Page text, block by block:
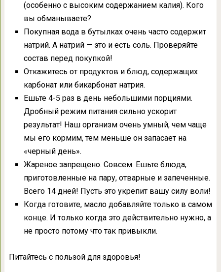
(особенно с высоким содержанием калия). Кого
вы обманываете?
Покупная вода в бутылках очень часто содержит
натрий. А натрий — это и есть соль. Проверяйте
состав перед покупкой!
Откажитесь от продуктов и блюд, содержащих
карбонат или бикарбонат натрия.
Ешьте 4-5 раз в день небольшими порциями.
Дробный режим питания сильно ускорит
результат! Наш организм очень умный, чем чаще
мы его кормим, тем меньше он запасает на
«черный день».
Жареное запрещено. Совсем. Ешьте блюда,
приготовленные на пару, отварные и запеченные.
Всего 14 дней! Пусть это укрепит вашу силу воли!
Когда готовите, масло добавляйте только в самом
конце. И только когда это действительно нужно, а
не просто потому что так привыкли.
Питайтесь с пользой для здоровья!